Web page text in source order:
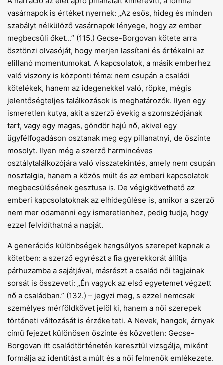
vasárnapok is értéket nyernek: „Az esős, hideg és minden
szabályt nélkülöző vasárnapok lényege, hogy az ember
megbecsüli őket...” (115.) Gecse-Borgovan kötete arra
ösztönzi olvasóját, hogy merjen lassítani és értékelni az
elillanó momentumokat. A kapcsolatok, a másik emberhez
való viszony is központi téma: nem csupán a családi
kötelékek, hanem az idegenekkel való, röpke, mégis
jelentőségteljes találkozások is meghatározók. Ilyen egy
ismeretlen kutya, akit a szerző évekig a szomszédjának
tart, vagy egy magas, göndör hajú nő, akivel egy
ügyfélfogadáson osztanak meg egy pillanatnyi, de őszinte
mosolyt. Ilyen még a szerző harmincéves
osztálytalálkozójára való visszatekintés, amely nem csupán
nosztalgia, hanem a közös múlt és az emberi kapcsolatok
megbecsülésének gesztusa is. De végigkövethető az
emberi kapcsolatoknak az elhidegülése is, amikor a szerző
nem mer odamenni egy ismeretlenhez, pedig tudja, hogy
ezzel felvidíthatná a napját.
A generációs különbségek hangsúlyos szerepet kapnak a
kötetben: a szerző egyrészt a fia gyerekkorát állítja
párhuzamba a sajátjával, másrészt a család női tagjainak
sorsát is összeveti: „Én vagyok az első egyetemet végzett
nő a családban.” (132.) – jegyzi meg, s ezzel nemcsak
személyes mérföldkövet jelöl ki, hanem a női szerepek
történeti változását is érzékelteti. A Nevek, hangok, árnyak
című fejezet különösen őszinte és közvetlen: Gecse-
Borgovan itt családtörténetén keresztül vizsgálja, miként
formálja az identitást a múlt és a női felmenők emlékezete.